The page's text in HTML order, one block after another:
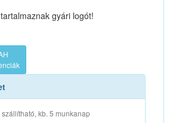
gyári logót!
kb. 5 munkanap